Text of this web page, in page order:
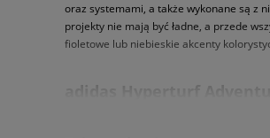
oraz systemami, a także wykonane są z
projekty nie mają być ładne, a przede
fioletowe lub niebieskie akcenty
adidas Hyperturf